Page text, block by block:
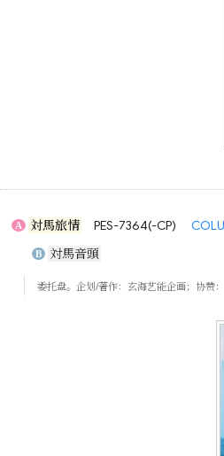
A 対馬旅情 PES-7364(-CP)
B 対馬音頭
委托盘。企划/著作：玄海艺能企画；协赞：